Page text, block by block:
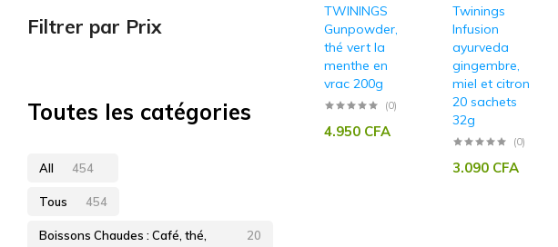
TWININGS
Gunpowder,
thé vert la
menthe en
vrac 200g
(0)
4.950 CFA
Twinings
Infusion
ayurveda
gingembre,
miel et citron
20 sachets
32g
(0)
3.090 CFA
Filtrer par Prix
Toutes les catégories
All 454
Tous 454
Boissons Chaudes : Café, thé,
20